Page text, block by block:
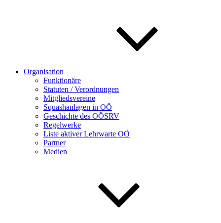
Organisation
Funktionäre
Statuten / Verordnungen
Mitgliedsvereine
Squashanlagen in OÖ
Geschichte des OÖSRV
Regelwerke
Liste aktiver Lehrwarte OÖ
Partner
Medien